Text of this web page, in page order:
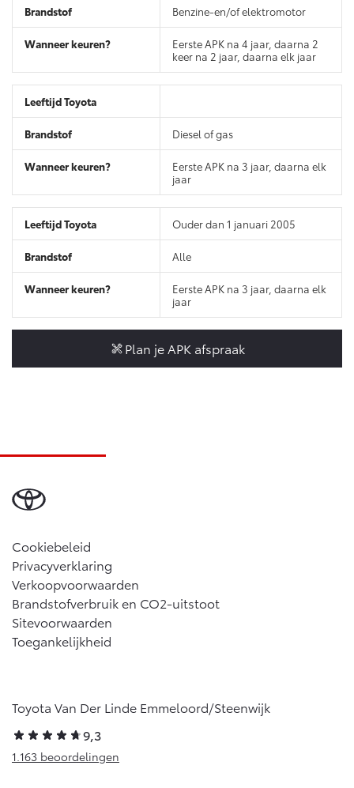
Vanaf € 46.301,- Vanaf € 56.570,-
Land Cruiser (excl. BTW)
Vanaf € 89.986,-
Benzine-en/of elektromotor
Eerste APK na 4 jaar, daarna 2
keer na 2 jaar, daarna elk jaar
Diesel of gas
Eerste APK na 3 jaar, daarna elk
jaar
Ouder dan 1 januari 2005
Alle
Eerste APK na 3 jaar, daarna elk
jaar
Plan je APK afspraak
Cookiebeleid
Privacyverklaring
Verkoopvoorwaarden
Brandstofverbruik en CO2-uitstoot
Sitevoorwaarden
Toegankelijkheid
Toyota Van Der Linde Emmeloord/Steenwijk
9,3
1.163 beoordelingen